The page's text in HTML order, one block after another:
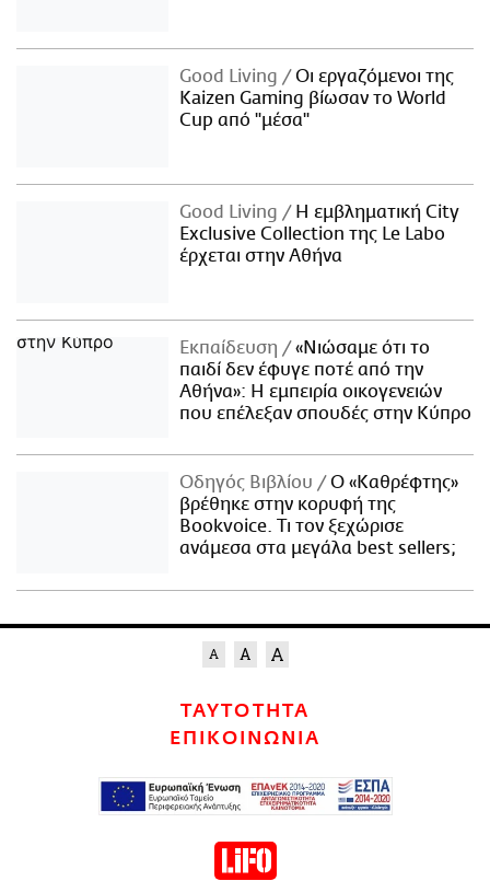
Good Living
Οι εργαζόμενοι της
Kaizen Gaming βίωσαν το World
Cup από "μέσα"
Good Living
Η εμβληματική City
Exclusive Collection της Le Labo
έρχεται στην Αθήνα
Εκπαίδευση
«Νιώσαμε ότι το
παιδί δεν έφυγε ποτέ από την
Αθήνα»: Η εμπειρία οικογενειών
που επέλεξαν σπουδές στην Κύπρο
Οδηγός Βιβλίου
Ο «Καθρέφτης»
βρέθηκε στην κορυφή της
Bookvoice. Τι τον ξεχώρισε
ανάμεσα στα μεγάλα best sellers;
ΤΑΥΤΟΤΗΤΑ
ΕΠΙΚΟΙΝΩΝΙΑ